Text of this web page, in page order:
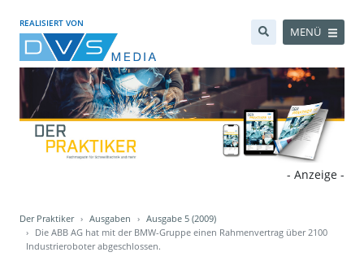
REALISIERT VON
MENÜ
- Anzeige -
Der Praktiker Ausgaben
Ausgabe 5 (2009)
Die ABB AG hat mit der BMW-Gruppe einen Rahmenvertrag über 2100
Industrieroboter abgeschlossen.